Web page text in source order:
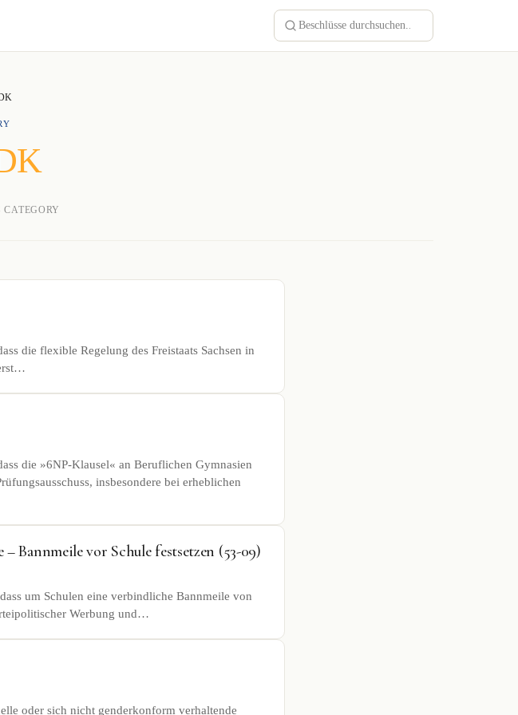
die flexible Regelung des Freistaats Sachsen in
die »6NP-Klausel« an Beruflichen Gymnasien
insbesondere bei erheblichen
Bannmeile vor Schule festsetzen (53-09)
um Schulen eine verbindliche Bannmeile von
Werbung und…
oder sich nicht genderkonform verhaltende